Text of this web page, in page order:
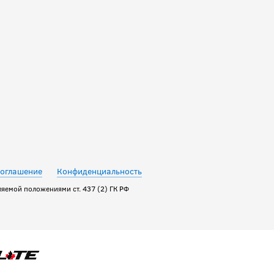
Конфиденциальность
положениями ст. 437 (2) ГК РФ